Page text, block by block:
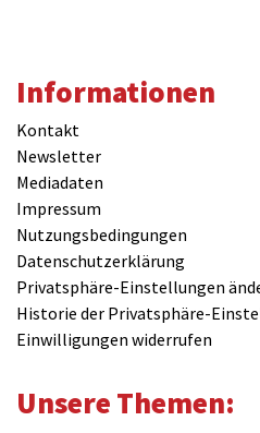
Informationen
Kontakt
Newsletter
Mediadaten
Impressum
Nutzungsbedingungen
Datenschutzerklärung
Privatsphäre-Einstellungen
Historie der Privatsphäre-
Einwilligungen widerrufen
Unsere Themen: